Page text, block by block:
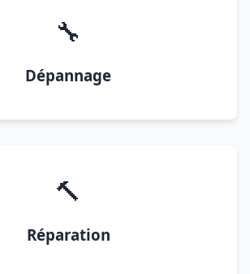
🔧
Dépannage
🔨
Réparation